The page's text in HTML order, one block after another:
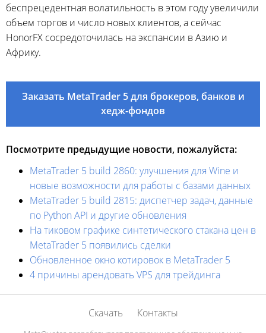
беспрецедентная волатильность в этом году увеличили
объем торгов и число новых клиентов, а сейчас
HonorFX сосредоточилась на экспансии в Азию и
Африку.
Заказать MetaTrader 5 для брокеров, банков и
хедж-фондов
Посмотрите предыдущие новости, пожалуйста:
MetaTrader 5 build 2860: улучшения для Wine и
новые возможности для работы с базами данных
MetaTrader 5 build 2815: диспетчер задач, данные
по Python API и другие обновления
На тиковом графике синтетического стакана цен в
MetaTrader 5 появились сделки
Обновленное окно котировок в MetaTrader 5
4 причины арендовать VPS для трейдинга
Скачать Контакты